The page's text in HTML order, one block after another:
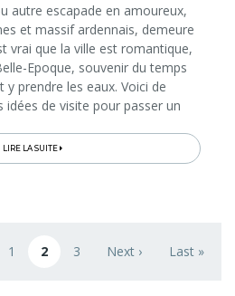
autre escapade en amoureux,
et massif ardennais, demeure
vrai que la ville est romantique,
Epoque, souvenir du temps
prendre les eaux. Voici de
idées de visite pour passer un
LIRE LA SUITE
Page
1 Page courante
2 Page
3 Next page
Next › Last page
Last »